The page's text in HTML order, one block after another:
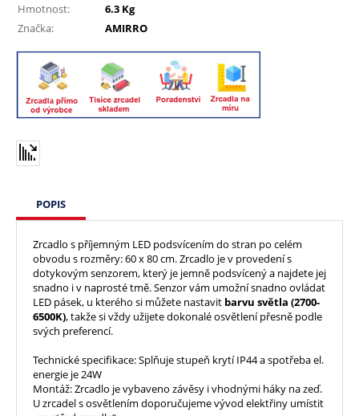
Hmotnost:
6.3 Kg
Značka:
AMIRRO
POPIS
Zrcadlo s příjemným LED podsvícením do stran po celém
obvodu s rozměry: 60 x 80 cm. Zrcadlo je v provedení s
dotykovým senzorem, který je jemně podsvícený a najdete jej
snadno i v naprosté tmě. Senzor vám umožní snadno ovládat
LED pásek, u kterého si můžete nastavit barvu světla (2700-
6500K), takže si vždy užijete dokonalé osvětlení přesně podle
svých preferencí.
Technické specifikace: Splňuje stupeň krytí IP44 a spotřeba el.
energie je 24W
Montáž: Zrcadlo je vybaveno závěsy i vhodnými háky na zeď.
U zrcadel s osvětlením doporučujeme vývod elektřiny umístit